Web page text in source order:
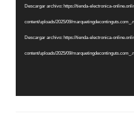
vídeoDescargar archivo: https://tienda-electronica-
content/uploads/2025/09/
Descargar archivo: https://tienda-electronica-
content/uploads/2025/09/